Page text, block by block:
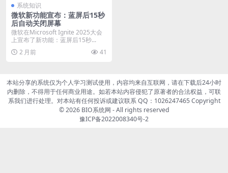
系统知识
微软新功能宣布：蓝屏后15秒
后自动关闭屏幕
微软在Microsoft Ignite 2025大会
上宣布了新功能：蓝屏后15秒...
2 月前
41
本站分享的系统仅为个人学习测试使用，内容均来自互联网，请在下载后24小时
内删除，不得用于任何商业用途。如若本站内容侵犯了原著者的合法权益，可联
系我们进行处理。对本站有任何投诉或建议联系 QQ：1026247465 Copyright
© 2026 BIO系统网 - All rights reserved
豫ICP备2022008340号-2